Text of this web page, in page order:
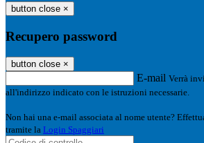
button close ×
Recupero password
button close ×
E-mail Verrà
all'indirizzo indicato con le istruzioni necessarie.
Non hai una e-mail associata al nome utente?
tramite la Login Spaggiari